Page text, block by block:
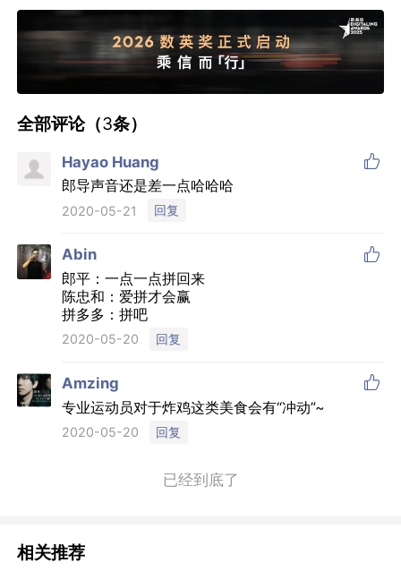
全部评论（3条）
Hayao Huang 
郎导声音还是差一点哈哈哈
2020-05-21 回复
Abin 
郎平：一点一点拼回来
陈忠和：爱拼才会赢
拼多多：拼吧
2020-05-20 回复
Amzing 
专业运动员对于炸鸡这类美食会有“冲动”~
2020-05-20 回复
已经到底了
相关推荐